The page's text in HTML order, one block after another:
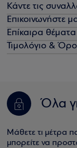
Κάντε τις
Επικοινωνήστε
Επίκαιρα θέματα
Τιμολόγιο &
Όλα
Μάθετε τι μέτρα
μπορείτε να